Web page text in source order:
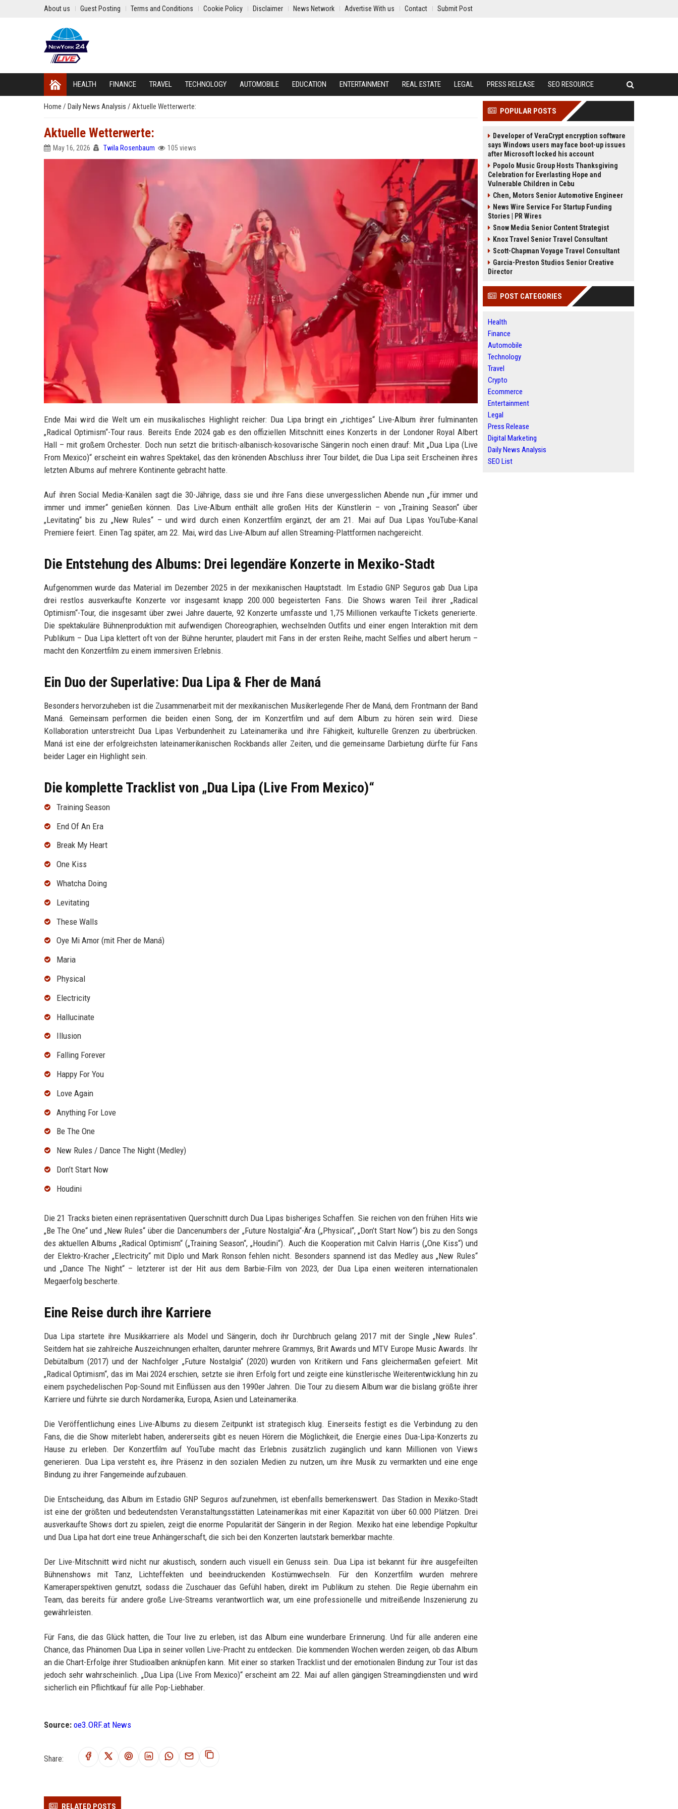
About us Guest Posting Terms and Conditions Cookie Policy Disclaimer News Network Advertise With us Contact Submit Post
HEALTH FINANCE TRAVEL TECHNOLOGY AUTOMOBILE EDUCATION ENTERTAINMENT REAL ESTATE LEGAL PRESS RELEASE SEO RESOURCE
Home / Daily News Analysis / Aktuelle Wetterwerte:
Aktuelle Wetterwerte:
May 16, 2026 Twila Rosenbaum 105 views
Ende Mai wird die Welt um ein musikalisches Highlight reicher: Dua Lipa bringt ein „richtiges“ Live-Album ihrer fulminanten
„Radical Optimism“-Tour raus. Bereits Ende 2024 gab es den offiziellen Mitschnitt eines Konzerts in der Londoner Royal Albert
Hall – mit großem Orchester. Doch nun setzt die britisch-albanisch-kosovarische Sängerin noch einen drauf: Mit „Dua Lipa (Live
From Mexico)“ erscheint ein wahres Spektakel, das den krönenden Abschluss ihrer Tour bildet, die Dua Lipa seit Erscheinen ihres
letzten Albums auf mehrere Kontinente gebracht hatte.
Auf ihren Social Media-Kanälen sagt die 30-Jährige, dass sie und ihre Fans diese unvergesslichen Abende nun „für immer und
immer und immer“ genießen können. Das Live-Album enthält alle großen Hits der Künstlerin – von „Training Season“ über
„Levitating“ bis zu „New Rules“ – und wird durch einen Konzertfilm ergänzt, der am 21. Mai auf Dua Lipas YouTube-Kanal
Premiere feiert. Einen Tag später, am 22. Mai, wird das Live-Album auf allen Streaming-Plattformen nachgereicht.
Die Entstehung des Albums: Drei legendäre Konzerte in Mexiko-Stadt
Aufgenommen wurde das Material im Dezember 2025 in der mexikanischen Hauptstadt. Im Estadio GNP Seguros gab Dua Lipa
drei restlos ausverkaufte Konzerte vor insgesamt knapp 200.000 begeisterten Fans. Die Shows waren Teil ihrer „Radical
Optimism“-Tour, die insgesamt über zwei Jahre dauerte, 92 Konzerte umfasste und 1,75 Millionen verkaufte Tickets generierte.
Die spektakuläre Bühnenproduktion mit aufwendigen Choreographien, wechselnden Outfits und einer engen Interaktion mit dem
Publikum – Dua Lipa klettert oft von der Bühne herunter, plaudert mit Fans in der ersten Reihe, macht Selfies und albert herum –
macht den Konzertfilm zu einem immersiven Erlebnis.
Ein Duo der Superlative: Dua Lipa & Fher de Maná
Besonders hervorzuheben ist die Zusammenarbeit mit der mexikanischen Musikerlegende Fher de Maná, dem Frontmann der Band
Maná. Gemeinsam performen die beiden einen Song, der im Konzertfilm und auf dem Album zu hören sein wird. Diese
Kollaboration unterstreicht Dua Lipas Verbundenheit zu Lateinamerika und ihre Fähigkeit, kulturelle Grenzen zu überbrücken.
Maná ist eine der erfolgreichsten lateinamerikanischen Rockbands aller Zeiten, und die gemeinsame Darbietung dürfte für Fans
beider Lager ein Highlight sein.
Die komplette Tracklist von „Dua Lipa (Live From Mexico)“
Training Season
End Of An Era
Break My Heart
One Kiss
Whatcha Doing
Levitating
These Walls
Oye Mi Amor (mit Fher de Maná)
Maria
Physical
Electricity
Hallucinate
Illusion
Falling Forever
Happy For You
Love Again
Anything For Love
Be The One
New Rules / Dance The Night (Medley)
Don’t Start Now
Houdini
Die 21 Tracks bieten einen repräsentativen Querschnitt durch Dua Lipas bisheriges Schaffen. Sie reichen von den frühen Hits wie
„Be The One“ und „New Rules“ über die Dancenumbers der „Future Nostalgia“-Ära („Physical“, „Don’t Start Now“) bis zu den Songs
des aktuellen Albums „Radical Optimism“ („Training Season“, „Houdini“). Auch die Kooperation mit Calvin Harris („One Kiss“) und
der Elektro-Kracher „Electricity“ mit Diplo und Mark Ronson fehlen nicht. Besonders spannend ist das Medley aus „New Rules“
und „Dance The Night“ – letzterer ist der Hit aus dem Barbie-Film von 2023, der Dua Lipa einen weiteren internationalen
Megaerfolg bescherte.
Eine Reise durch ihre Karriere
Dua Lipa startete ihre Musikkarriere als Model und Sängerin, doch ihr Durchbruch gelang 2017 mit der Single „New Rules“.
Seitdem hat sie zahlreiche Auszeichnungen erhalten, darunter mehrere Grammys, Brit Awards und MTV Europe Music Awards. Ihr
Debütalbum (2017) und der Nachfolger „Future Nostalgia“ (2020) wurden von Kritikern und Fans gleichermaßen gefeiert. Mit
„Radical Optimism“, das im Mai 2024 erschien, setzte sie ihren Erfolg fort und zeigte eine künstlerische Weiterentwicklung hin zu
einem psychedelischen Pop-Sound mit Einflüssen aus den 1990er Jahren. Die Tour zu diesem Album war die bislang größte ihrer
Karriere und führte sie durch Nordamerika, Europa, Asien und Lateinamerika.
Die Veröffentlichung eines Live-Albums zu diesem Zeitpunkt ist strategisch klug. Einerseits festigt es die Verbindung zu den
Fans, die die Show miterlebt haben, andererseits gibt es neuen Hörern die Möglichkeit, die Energie eines Dua-Lipa-Konzerts zu
Hause zu erleben. Der Konzertfilm auf YouTube macht das Erlebnis zusätzlich zugänglich und kann Millionen von Views
generieren. Dua Lipa versteht es, ihre Präsenz in den sozialen Medien zu nutzen, um ihre Musik zu vermarkten und eine enge
Bindung zu ihrer Fangemeinde aufzubauen.
Die Entscheidung, das Album im Estadio GNP Seguros aufzunehmen, ist ebenfalls bemerkenswert. Das Stadion in Mexiko-Stadt
ist eine der größten und bedeutendsten Veranstaltungsstätten Lateinamerikas mit einer Kapazität von über 60.000 Plätzen. Drei
ausverkaufte Shows dort zu spielen, zeigt die enorme Popularität der Sängerin in der Region. Mexiko hat eine lebendige Popkultur
und Dua Lipa hat dort eine treue Anhängerschaft, die sich bei den Konzerten lautstark bemerkbar machte.
Der Live-Mitschnitt wird nicht nur akustisch, sondern auch visuell ein Genuss sein. Dua Lipa ist bekannt für ihre ausgefeilten
Bühnenshows mit Tanz, Lichteffekten und beeindruckenden Kostümwechseln. Für den Konzertfilm wurden mehrere
Kameraperspektiven genutzt, sodass die Zuschauer das Gefühl haben, direkt im Publikum zu stehen. Die Regie übernahm ein
Team, das bereits für andere große Live-Streams verantwortlich war, um eine professionelle und mitreißende Inszenierung zu
gewährleisten.
Für Fans, die das Glück hatten, die Tour live zu erleben, ist das Album eine wunderbare Erinnerung. Und für alle anderen eine
Chance, das Phänomen Dua Lipa in seiner vollen Live-Pracht zu entdecken. Die kommenden Wochen werden zeigen, ob das Album
an die Chart-Erfolge ihrer Studioalben anknüpfen kann. Mit einer so starken Tracklist und der emotionalen Bindung zur Tour ist das
jedoch sehr wahrscheinlich. „Dua Lipa (Live From Mexico)“ erscheint am 22. Mai auf allen gängigen Streamingdiensten und wird
sicherlich ein Pflichtkauf für alle Pop-Liebhaber.
Source: oe3.ORF.at News
Share:
RELATED POSTS
POPULAR POSTS
Developer of VeraCrypt encryption software
says Windows users may face boot-up issues
after Microsoft locked his account
Popolo Music Group Hosts Thanksgiving
Celebration for Everlasting Hope and
Vulnerable Children in Cebu
Chen, Motors Senior Automotive Engineer
News Wire Service For Startup Funding
Stories | PR Wires
Snow Media Senior Content Strategist
Knox Travel Senior Travel Consultant
Scott-Chapman Voyage Travel Consultant
Garcia-Preston Studios Senior Creative
Director
POST CATEGORIES
Health
Finance
Automobile
Technology
Travel
Crypto
Ecommerce
Entertainment
Legal
Press Release
Digital Marketing
Daily News Analysis
SEO List